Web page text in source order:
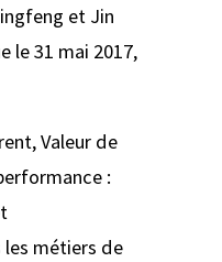
et Jin
le 31 mai 2017,
Valeur de
:
métiers de